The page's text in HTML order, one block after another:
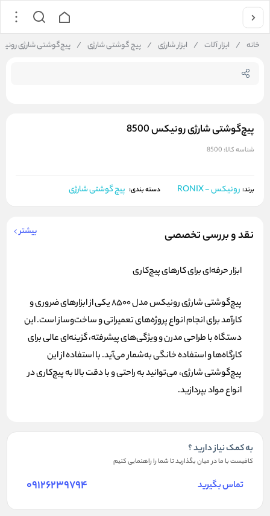
خانه / ابزار آلات / ابزار شارژی / پیچ گوشتی شارژی / پیچ‌گوشتی شارژی رونیکس
پیچ‌گوشتی شارژی رونیکس 8500
شناسه کالا: 8500
برند: رونیکس - RONIX دسته بندی: پیچ گوشتی شارژی
نقد و بررسی تخصصی بیشتر
ابزار حرفه‌ای برای کارهای پیچ‌کاری
پیچ‌گوشتی شارژی رونیکس مدل 8500 یکی از ابزارهای ضروری و
کارآمد برای انجام انواع پروژه‌های تعمیراتی و ساخت‌وساز است. این
دستگاه با طراحی مدرن و ویژگی‌های پیشرفته، گزینه‌ای عالی برای
کارگاه‌ها و استفاده خانگی به‌شمار می‌آید. با استفاده از این
پیچ‌گوشتی شارژی، می‌توانید به راحتی و با دقت بالا به پیچ‌کاری در
انواع مواد بپردازید.
به کمک نیاز دارید ؟
کافیست با ما در میان بگذارید تا شما را راهنمایی کنیم
تماس بگیرید 09126239794